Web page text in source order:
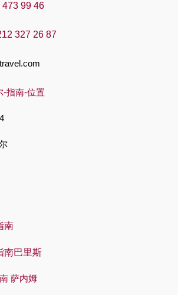
473 99 46
327 26 87
南
南巴里斯
萨内姆